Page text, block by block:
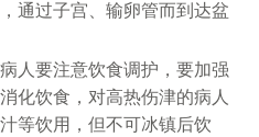
通过子宫、输卵管而到达盆
人要注意饮食调护，要加强
化饮食，对高热伤津的病人
等饮用，但不可冰镇后饮